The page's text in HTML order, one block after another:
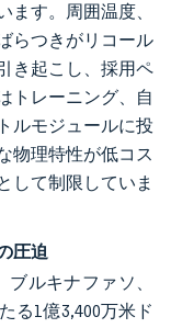
す。周囲温度、
らつきがリコール
き起こし、採用ペ
トレーニング、自
ルモジュールに投
物理特性が低コス
して制限していま
圧迫
ルキナファソ、
る1億3,400万米ド